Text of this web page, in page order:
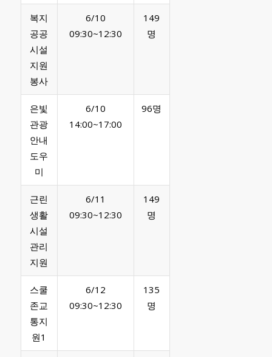
복지
공공
시설
지원
봉사
6/10
09:30~12:30
149
명
은빛
관광
안내
도우
미
6/10
14:00~17:00
96명
근린
생활
시설
관리
지원
6/11
09:30~12:30
149
명
스쿨
존교
통지
원1
6/12
09:30~12:30
135
명